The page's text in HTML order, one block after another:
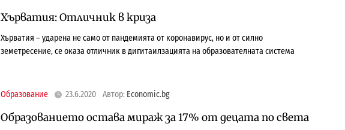
Хърватия: Отличник в криза
Хърватия – ударена не само от пандемията от коронавирус, но и от силно
земетресение, се оказа отличник в дигитаилзацията на образователната система
Образование 23.6.2020 Автор: Economic.bg
Образованието остава мираж за 17% от децата по света